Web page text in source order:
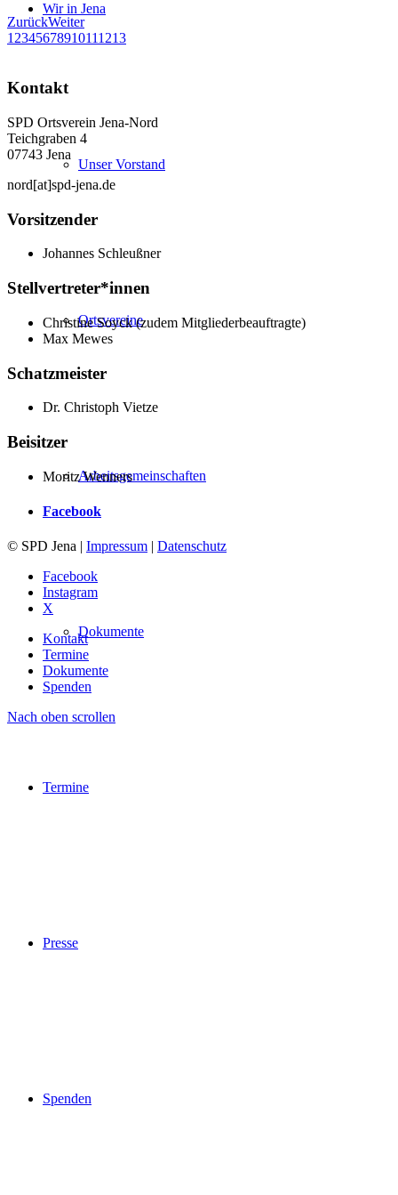
Wir in Jena
Unser Vorstand
Ortsvereine
Arbeitsgemeinschaften
Dokumente
Termine
Presse
Spenden
ZurückWeiter
1 2345678910111213
Kontakt
SPD Ortsverein Jena-Nord
Teichgraben 4
07743 Jena
nord[at]spd-jena.de
Vorsitzender
Johannes Schleußner
Stellvertreter*innen
Christine Soyck (zudem Mitgliederbeauftragte)
Max Mewes
Schatzmeister
Dr. Christoph Vietze
Beisitzer
Moritz Wenners
Facebook
© SPD Jena | Impressum | Datenschutz
Facebook
Instagram
X
Kontakt
Termine
Dokumente
Spenden
Nach oben scrollen